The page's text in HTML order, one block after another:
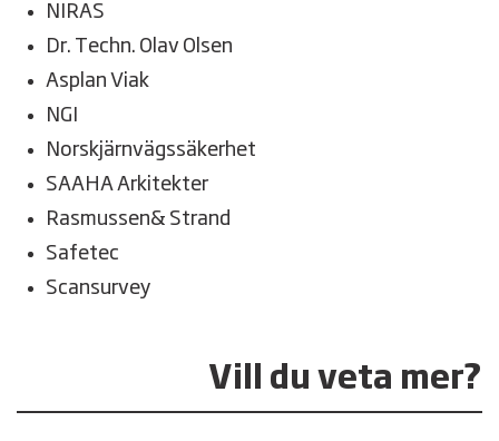
NIRAS
Dr. Techn. Olav Olsen
Asplan Viak
NGI
Norskjärnvägssäkerhet
SAAHA Arkitekter
Rasmussen& Strand
Safetec
Scansurvey
Vill du veta mer?